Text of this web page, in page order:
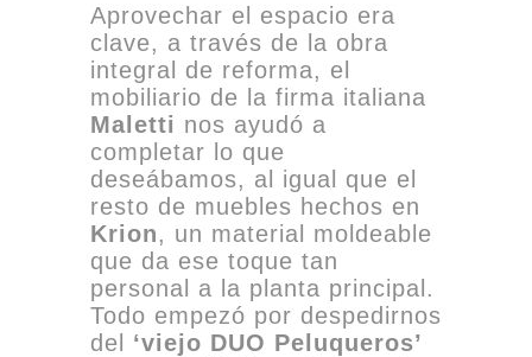
Aprovechar el espacio era
clave, a través de la obra
integral de reforma, el
mobiliario de la firma italiana
Maletti nos ayudó a
completar lo que
deseábamos, al igual que el
resto de muebles hechos en
Krion, un material moldeable
que da ese toque tan
personal a la planta principal.
Todo empezó por despedirnos
del ‘viejo DUO Peluqueros’